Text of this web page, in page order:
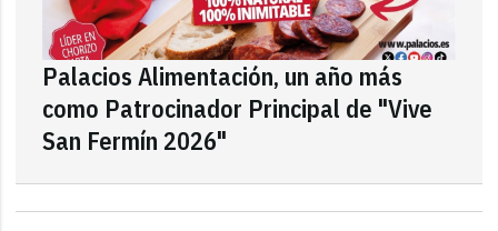
Palacios Alimentación, un año más
como Patrocinador Principal de "Vive
San Fermín 2026"